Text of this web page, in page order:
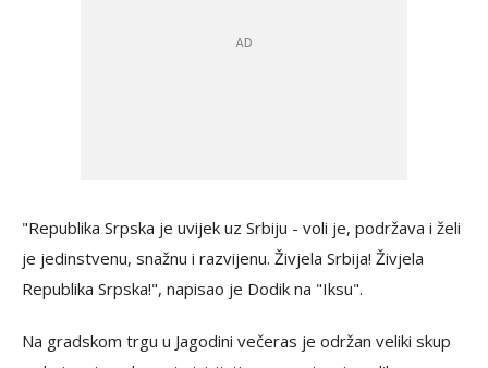
"Republika Srpska je uvijek uz Srbiju - voli je, podržava i želi
je jedinstvenu, snažnu i razvijenu. Živjela Srbija! Živjela
Republika Srpska!", napisao je Dodik na "Iksu".
Na gradskom trgu u Jagodini večeras je održan veliki skup